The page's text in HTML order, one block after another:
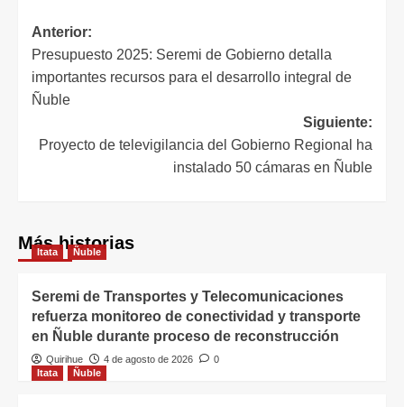
Anterior:
Presupuesto 2025: Seremi de Gobierno detalla
importantes recursos para el desarrollo integral de
Ñuble
Siguiente:
Proyecto de televigilancia del Gobierno Regional ha
instalado 50 cámaras en Ñuble
Más historias
Itata Ñuble
Seremi de Transportes y Telecomunicaciones
refuerza monitoreo de conectividad y transporte
en Ñuble durante proceso de reconstrucción
Quirihue 4 de agosto de 2026
0
Itata
Ñuble